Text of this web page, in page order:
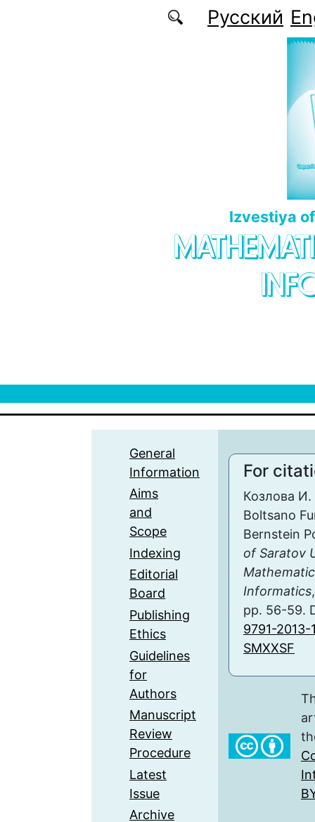
Русский
Izvestiya
General
Information
Aims
and
Scope
Indexing
Editorial
Board
Publishing
Ethics
Guidelines
for
Authors
Manuscript
Review
Procedure
Latest
Issue
Archive
For
Козлова
Boltsano
Bernstein
of Saratov
Informatics
pp. 56-59.
9791-
SMXXSF